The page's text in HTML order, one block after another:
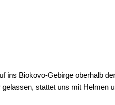
ins Biokovo-Gebirge oberhalb
stattet uns mit